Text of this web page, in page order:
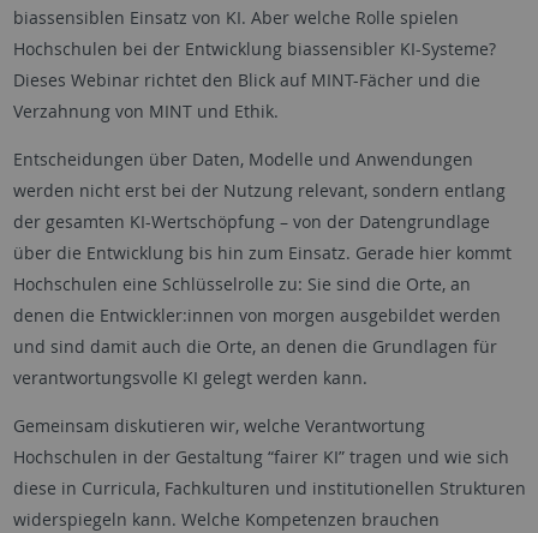
biassensiblen Einsatz von KI. Aber welche Rolle spielen
Hochschulen bei der Entwicklung biassensibler KI-Systeme?
Dieses Webinar richtet den Blick auf MINT-Fächer und die
Verzahnung von MINT und Ethik.
Entscheidungen über Daten, Modelle und Anwendungen
werden nicht erst bei der Nutzung relevant, sondern entlang
der gesamten KI-Wertschöpfung – von der Datengrundlage
über die Entwicklung bis hin zum Einsatz. Gerade hier kommt
Hochschulen eine Schlüsselrolle zu: Sie sind die Orte, an
denen die Entwickler:innen von morgen ausgebildet werden
und sind damit auch die Orte, an denen die Grundlagen für
verantwortungsvolle KI gelegt werden kann.
Gemeinsam diskutieren wir, welche Verantwortung
Hochschulen in der Gestaltung “fairer KI” tragen und wie sich
diese in Curricula, Fachkulturen und institutionellen Strukturen
widerspiegeln kann. Welche Kompetenzen brauchen